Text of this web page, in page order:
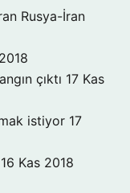
Rusya-İran
çıktı 17 Kas
istiyor 17
16 Kas 2018